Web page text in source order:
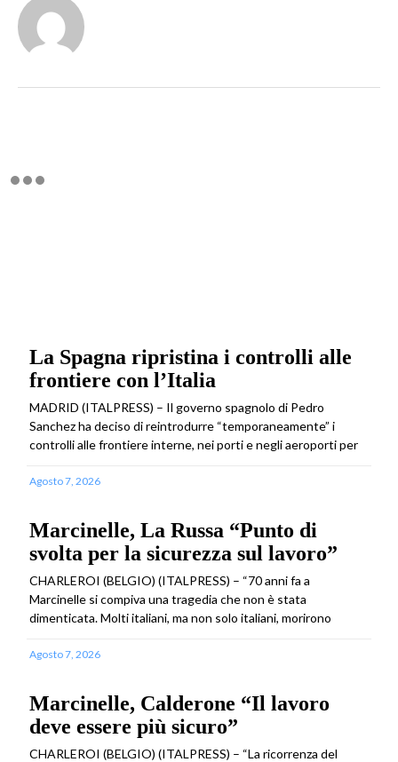
La Spagna ripristina i controlli alle
frontiere con l’Italia
MADRID (ITALPRESS) – Il governo spagnolo di Pedro
Sanchez ha deciso di reintrodurre “temporaneamente” i
controlli alle frontiere interne, nei porti e negli aeroporti per
Agosto 7, 2026
Marcinelle, La Russa “Punto di
svolta per la sicurezza sul lavoro”
CHARLEROI (BELGIO) (ITALPRESS) – “70 anni fa a
Marcinelle si compiva una tragedia che non è stata
dimenticata. Molti italiani, ma non solo italiani, morirono
Agosto 7, 2026
Marcinelle, Calderone “Il lavoro
deve essere più sicuro”
CHARLEROI (BELGIO) (ITALPRESS) – “La ricorrenza del